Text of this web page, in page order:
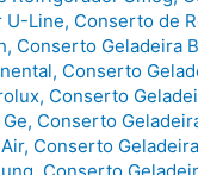
U-Line, Conserto de
, Conserto Geladeira
, Conserto
, Conserto
, Conserto
, Conserto